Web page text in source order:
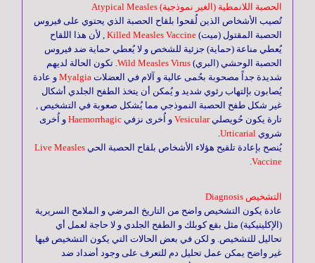
الحصبة اللانمطية (الغير نموذجية) Atypical Measles
تُصيب الأشخاص الذين لُقحوا بلقاح الحصبة الذي يحتوي على فيروس
الحصبة المقتول (ميت) Killed Measles Vaccine, لأن هذا اللقاح
يُعطي مناعة (حماية) جزئية للشخص و لا يُعطي حماية ضد فيروس
الحصبة الوحشي (البري)Wild Measles Virus. تكون الحالة لديهم
شديدة جداً مصحوبة بحُمى عالية و آلام في العضلاتMyalgiaو عادة
يُصابون بإلتهاب رئوي شديد و يُمكن أن يتخذ الطفح الجلدي أشكال
غير شكل طفح الحصبة النموذجي مما يُشكل صعوبة في التشخيص ,
تارة يكون حُويصليVesicularو اُخرى نزفيHaemorrhagicو اُخرى
Urticarial
.
يُنصح بإعادة تلقيح هؤلاء الأشخاص بلقاح الحصبة الحيLive Measles
Vaccine
.
التشخيص Diagnosis
عادة يكون التشخيص واضح من التاريخ المرضي و الملامح السريرية
(الإكلينيكية) مثل بقع كوبلك و الطفح الجلدي و لا حاجة لعمل أي
تحاليل للتشخيص. و لكن في بعض الحالات التي يكون التشخيص فيها
غير واضح يمكن عمل تحليل دم للتعرف على وجود أضداد ضد